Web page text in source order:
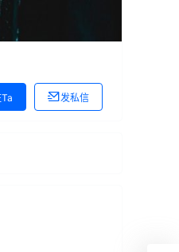
发私信